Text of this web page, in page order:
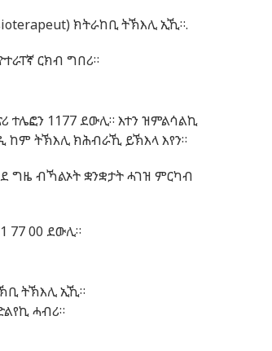
ክትራከቢ ትኽእሊ ኢኺ።.
ርክብ ግበሪ።
ተሌፎን 1177 ደውሊ። እተን ዝምልሳልኪ
ከም ትኽእሊ ክሕብራኺ ይኽእላ እየን።
ግዜ ብኻልኦት ቋንቋታት ሓገዝ ምርካብ
77 00 ደውሊ።
ትኽእሊ ኢኺ።
ሓብሪ።